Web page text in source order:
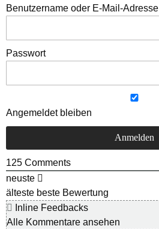
Benutzername oder E-Mail-Adresse
Passwort
Angemeldet bleiben
125 Comments
neuste
älteste beste Bewertung
Inline Feedbacks
Alle Kommentare ansehen